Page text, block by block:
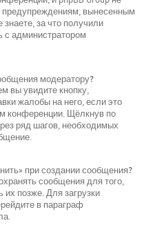
предупреждениям, вынесенным
за что получили
с администратором
модератору?
вы увидите кнопку,
жалобы на него, если это
конференции. Щёлкнув по
ряд шагов, необходимых
при создании сообщения?
сообщения для того,
их позже. Для загрузки
в параграф